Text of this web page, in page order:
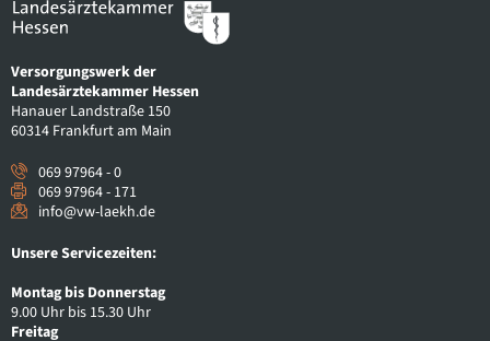
Versorgungswerk der
Landesärztekammer Hessen
Hanauer Landstraße 150
60314 Frankfurt am Main
069 97964 - 0
069 97964 - 171
info@vw-laekh.de
Unsere Servicezeiten:
Montag bis Donnerstag
9.00 Uhr bis 15.30 Uhr
Freitag